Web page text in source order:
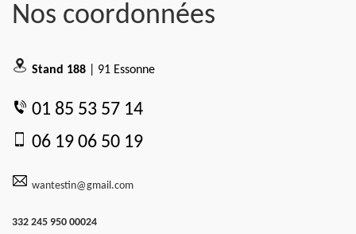
Nos coordonnées
Stand 188 | 91 Essonne
01 85 53 57 14
06 19 06 50 19
wantestin@gmail.com
332 245 950 00024